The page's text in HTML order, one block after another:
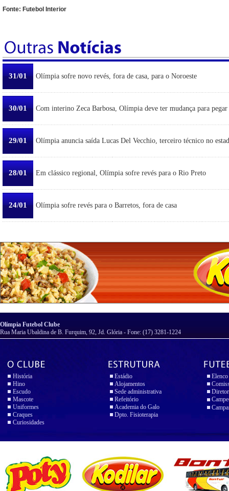
Fonte: Futebol Interior
31/01 Olímpia sofre novo revés, fora de casa, para o Noroeste
30/01 Com interino Zeca Barbosa, Olímpia deve ter mudança para pegar
29/01 Olímpia anuncia saída Lucas Del Vecchio, terceiro técnico no
28/01 Em clássico regional, Olímpia sofre revés para o Rio Preto
24/01 Olímpia sofre revés para o Barretos, fora de casa
Olímpia Futebol Clube
Rua Maria Ubaldina de B. Furquim, 92, Jd. Glória - Fone: (17) 3281-1224
História
Hino
Escudo
Mascote
Uniformes
Craques
Curiosidades
Estádio
Alojamentos
Sede administrativa
Refeitório
Academia do Galo
Dpto. Fisioterapia
Elenco